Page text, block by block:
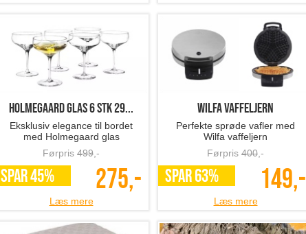
Holmegaard glas 6 stk 29...
Eksklusiv elegance til bordet
med Holmegaard glas
Førpris 499 ,-
SPAR 45% 275,-
Læs mere
Wilfa vaffeljern
Perfekte sprøde vafler med
Wilfa vaffeljern
Førpris 400 ,-
SPAR 63% 149,-
Læs mere